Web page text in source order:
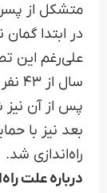
متشکل از پسران، سن بالای ۱۵ سال،
سال از ۴۳ نفر پذیرش کردیم که در پایان سال ۴۲ نفر توانستند، حافظ کل قرآن شوند.
پس از آن نیز
بعد نیز با
راه‌اندازی شد.
درباره علت